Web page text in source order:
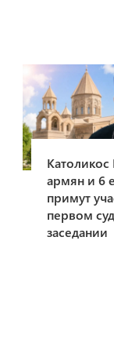
Католикос
армян и 6
примут
первом
заседании